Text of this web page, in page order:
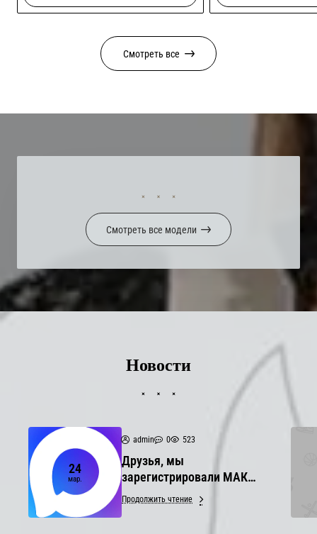
Cмотреть все
Смотреть все модели
Новости
24
мар.
admin 0 523
Друзья, мы
зарегистрировали МАКС
канал, приглашаем Вас к
нему присоединиться
Продолжить чтение